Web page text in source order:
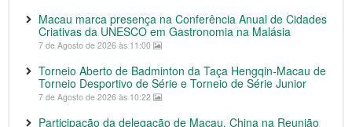
Macau marca presença na Conferência Anual de Cidades
Criativas da UNESCO em Gastronomia na Malásia
7 de Agosto de 2026 às 11:00
Torneio Aberto de Badminton da Taça Hengqin-Macau de
Torneio Desportivo de Série e Torneio de Série Junior
7 de Agosto de 2026 às 10:22
Participação da delegação de Macau, China na Reunião